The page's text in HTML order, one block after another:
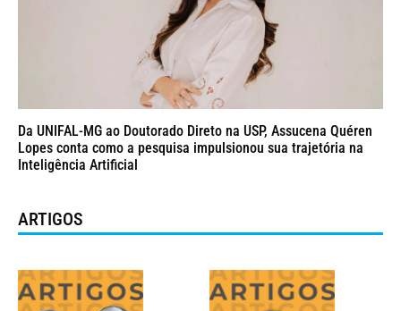
Da UNIFAL-MG ao Doutorado Direto na USP, Assucena Quéren
Lopes conta como a pesquisa impulsionou sua trajetória na
Inteligência Artificial
ARTIGOS